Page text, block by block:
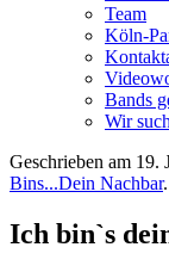
Team
Köln-
Bands
Wir
Geschrieben am 19.
Bins...Dein Nachbar.
Ich bin`s